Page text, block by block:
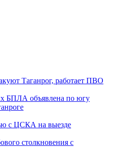
Таганрог, работает ПВО
БПЛА объявлена по югу
с ЦСКА на выезде
столкновения с